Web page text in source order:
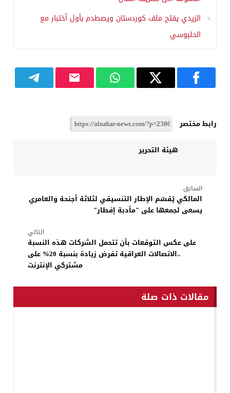
الزيدي يفتح ملف كوردستان ويصطدم بأول أختبار مع
الحلبوسي
رابط مختصر
هيئة التحرير
السابق
المالكي يُقسّم الإطار التنسيقي لثلاثة أجنحة والعامري
يسعى لجمعها على "مأدبة إفطار"
التالي
على عكس التوقعات بأن تتحمل الشركات هذه النسبة
..الاتصالات العراقية تفرض زيادة بنسبة 20% على
مشتركي الإنترنت
مقالات ذات صلة